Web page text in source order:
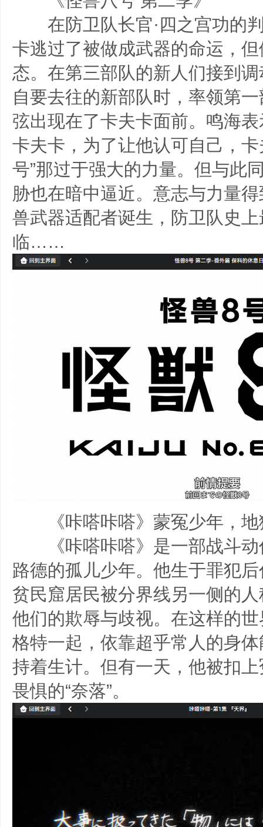
在防卫队长官·四之宫功的
卡逃过了被做成武器的命运，
态。在第三部队的新人们接到
自要去往的新部队时，率领第
弦出现在了卡夫卡面前。鸣海
卡夫卡，为了让他认可自己，
号”那过于强大的力量。但与此
胁也在暗中逼近。意志与力量
兽武器适配者诞生，防卫队史
临……
《咔嗒咔嗒》蒙冤少年，地
《咔嗒咔嗒》是一部战斗动
路德的孤儿少年。他生于罪犯
贫民窟居民被分界线另一侧的人
他们的欺辱与歧视。在这样的
格特一起，依靠超乎常人的身体
持着生计。但有一天，他被扣
畏惧的“奈落”。